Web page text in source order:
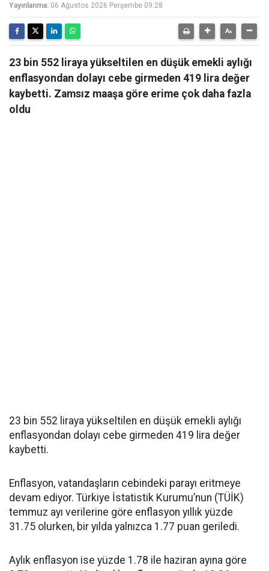
Yayınlanma: 06 Ağustos 2026 Perşembe 09:28
23 bin 552 liraya yükseltilen en düşük emekli aylığı
enflasyondan dolayı cebe girmeden 419 lira değer
kaybetti. Zamsız maaşa göre erime çok daha fazla
oldu
23 bin 552 liraya yükseltilen en düşük emekli aylığı
enflasyondan dolayı cebe girmeden 419 lira değer
kaybetti.
Enflasyon, vatandaşların cebindeki parayı eritmeye
devam ediyor. Türkiye İstatistik Kurumu’nun (TÜİK)
temmuz ayı verilerine göre enflasyon yıllık yüzde
31.75 olurken, bir yılda yalnızca 1.77 puan geriledi.
Aylık enflasyon ise yüzde 1.78 ile haziran ayına göre